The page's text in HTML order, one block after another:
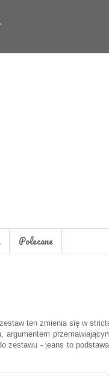
Polecane
ten zmienia się w
argumentem
zestawu - jeans to